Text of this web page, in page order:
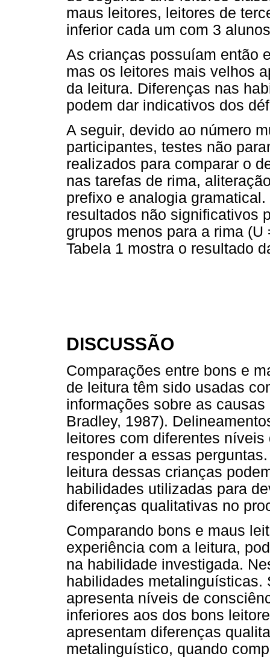
maus leitores, leitores de
inferior cada um com 3
As crianças possuíam então
mas os leitores mais velhos
da leitura. Diferenças nas
podem dar indicativos dos
A seguir, devido ao número
participantes, testes não
realizados para comparar o
nas tarefas de rima,
prefixo e analogia
resultados não significativos
grupos menos para a rima
Tabela 1 mostra o resultado
DISCUSSÃO
Comparações entre bons e
de leitura têm sido usadas
informações sobre as
Bradley, 1987).
leitores com diferentes
responder a essas
leitura dessas crianças
habilidades utilizadas para
diferenças qualitativas no
Comparando bons e maus
experiência com a leitura,
na habilidade investigada.
habilidades metalinguísticas.
apresenta níveis de
inferiores aos dos bons
apresentam diferenças
metalinguístico, quando